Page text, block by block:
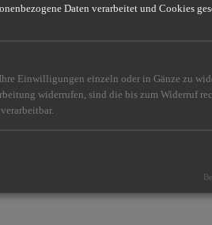
Daten verarbeitet und Cookies
Einwilligungen einzeln oder in Gänze zu
widerrufen, sind die bis zum Widerruf